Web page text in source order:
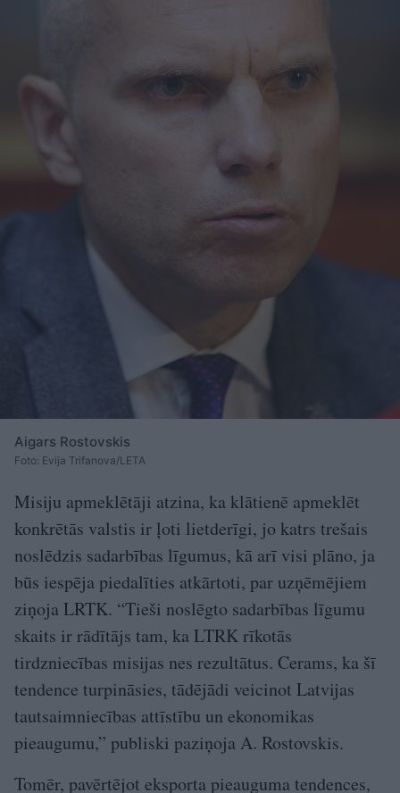
Aigars Rostovskis
Foto: Evija Trifanova/LETA
Misiju apmeklētāji atzina, ka klātienē apmeklēt
konkrētās valstis ir ļoti lietderīgi, jo katrs trešais
noslēdzis sadarbības līgumus, kā arī visi plāno, ja
būs iespēja piedalīties atkārtoti, par uzņēmējiem
ziņoja LRTK. “Tieši noslēgto sadarbības līgumu
skaits ir rādītājs tam, ka LTRK rīkotās
tirdzniecības misijas nes rezultātus. Cerams, ka šī
tendence turpināsies, tādējādi veicinot Latvijas
tautsaimniecības attīstību un ekonomikas
pieaugumu,” publiski paziņoja A. Rostovskis.
Tomēr, pavērtējot eksporta pieauguma tendences,